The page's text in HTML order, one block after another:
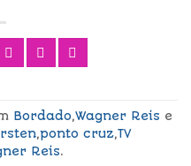
Bordado,Wagner Reis e
,ponto cruz,TV
Reis.